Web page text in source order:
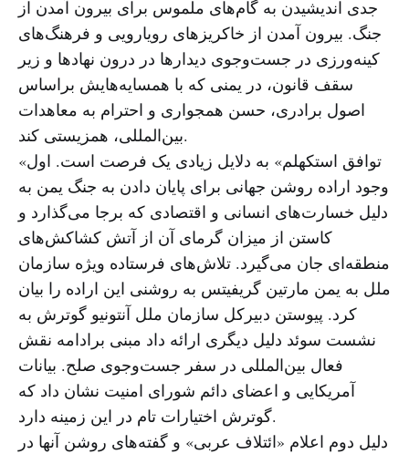
جدی اندیشیدن به گام‌های ملموس برای بیرون آمدن از
جنگ. بیرون آمدن از خاکریزهای رویارویی و فرهنگ‌های
کینه‌ورزی در جست‌وجوی دیدارها در درون نهادها و زیر
سقف قانون، در یمنی که با همسایه‌هایش براساس
اصول برادری، حسن همجواری و احترام به معاهدات
بین‌المللی، همزیستی کند.
«توافق استکهلم» به دلایل زیادی یک فرصت است. اول
وجود اراده روشن جهانی برای پایان دادن به جنگ یمن به
دلیل خسارت‌های انسانی و اقتصادی که برجا می‌گذارد و
کاستن از میزان گرمای آن از آتش کشاکش‌های
منطقه‌ای جان می‌گیرد. تلاش‌های فرستاده ویژه سازمان
ملل به یمن مارتین گریفیتس به روشنی این اراده را بیان
کرد. پیوستن دبیرکل سازمان ملل آنتونیو گوترش به
نشست سوئد دلیل دیگری ارائه داد مبنی برادامه نقش
فعال بین‌المللی در سفر جست‌وجوی صلح. بیانات
آمریکایی و اعضای دائم شورای امنیت نشان داد که
گوترش اختیارات تام در این زمینه دارد.
دلیل دوم اعلام «ائتلاف عربی» و گفته‌های روشن آنها در